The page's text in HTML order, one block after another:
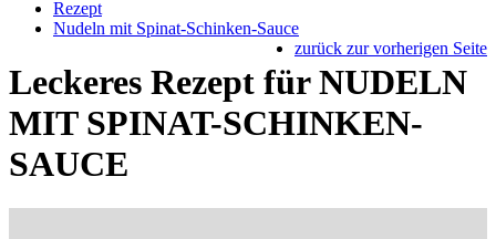
Rezept
Nudeln mit Spinat-Schinken-Sauce
zurück zur vorherigen Seite
Leckeres Rezept fürNUDELN
MIT SPINAT-SCHINKEN-
SAUCE